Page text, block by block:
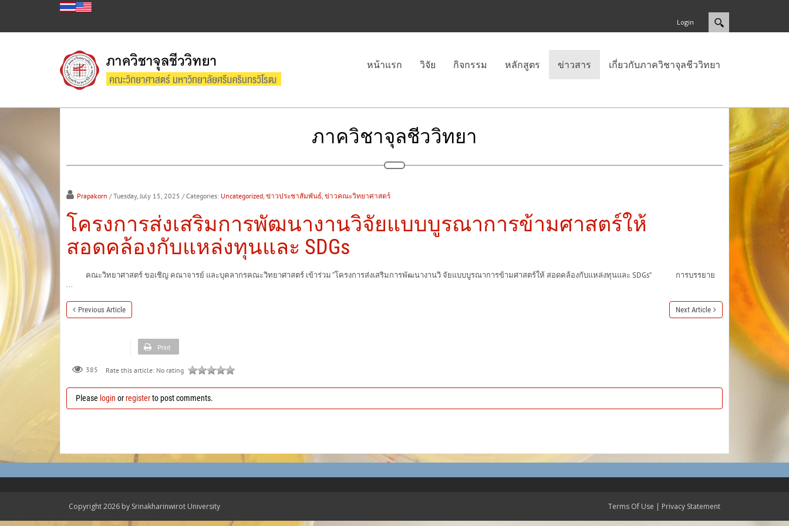
Login
หน้าแรก วิจัย กิจกรรม หลักสูตร ข่าวสาร เกี่ยวกับภาควิชาจุลชีววิทยา
ภาควิชาจุลชีววิทยา
Prapakorn / Tuesday, July 15, 2025 / Categories: Uncategorized ข่าวประชาสัมพันธ์ ข่าวคณะวิทยาศาสตร์
โครงการส่งเสริมการพัฒนางานวิจัยแบบบูรณาการข้ามศาสตร์ให้
สอดคล้องกับแหล่งทุนและ SDGs
คณะวิทยาศาสตร์ ขอเชิญ คณาจารย์ และบุคลากรคณะวิทยาศาสตร์ เข้าร่วม “โครงการส่งเสริมการพัฒนางานวิ จัยแบบบูรณาการข้ามศาสตร์ให้ สอดคล้องกับแหล่งทุนและ SDGs” การบรรยาย
...
Previous Article Next Article
Print
385 Rate this article: No rating
Please login orregisterto post comments.
Copyright 2026 by Srinakharinwirot University Terms Of Use | Privacy Statement